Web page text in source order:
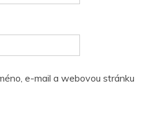
e-mail a webovou stránku